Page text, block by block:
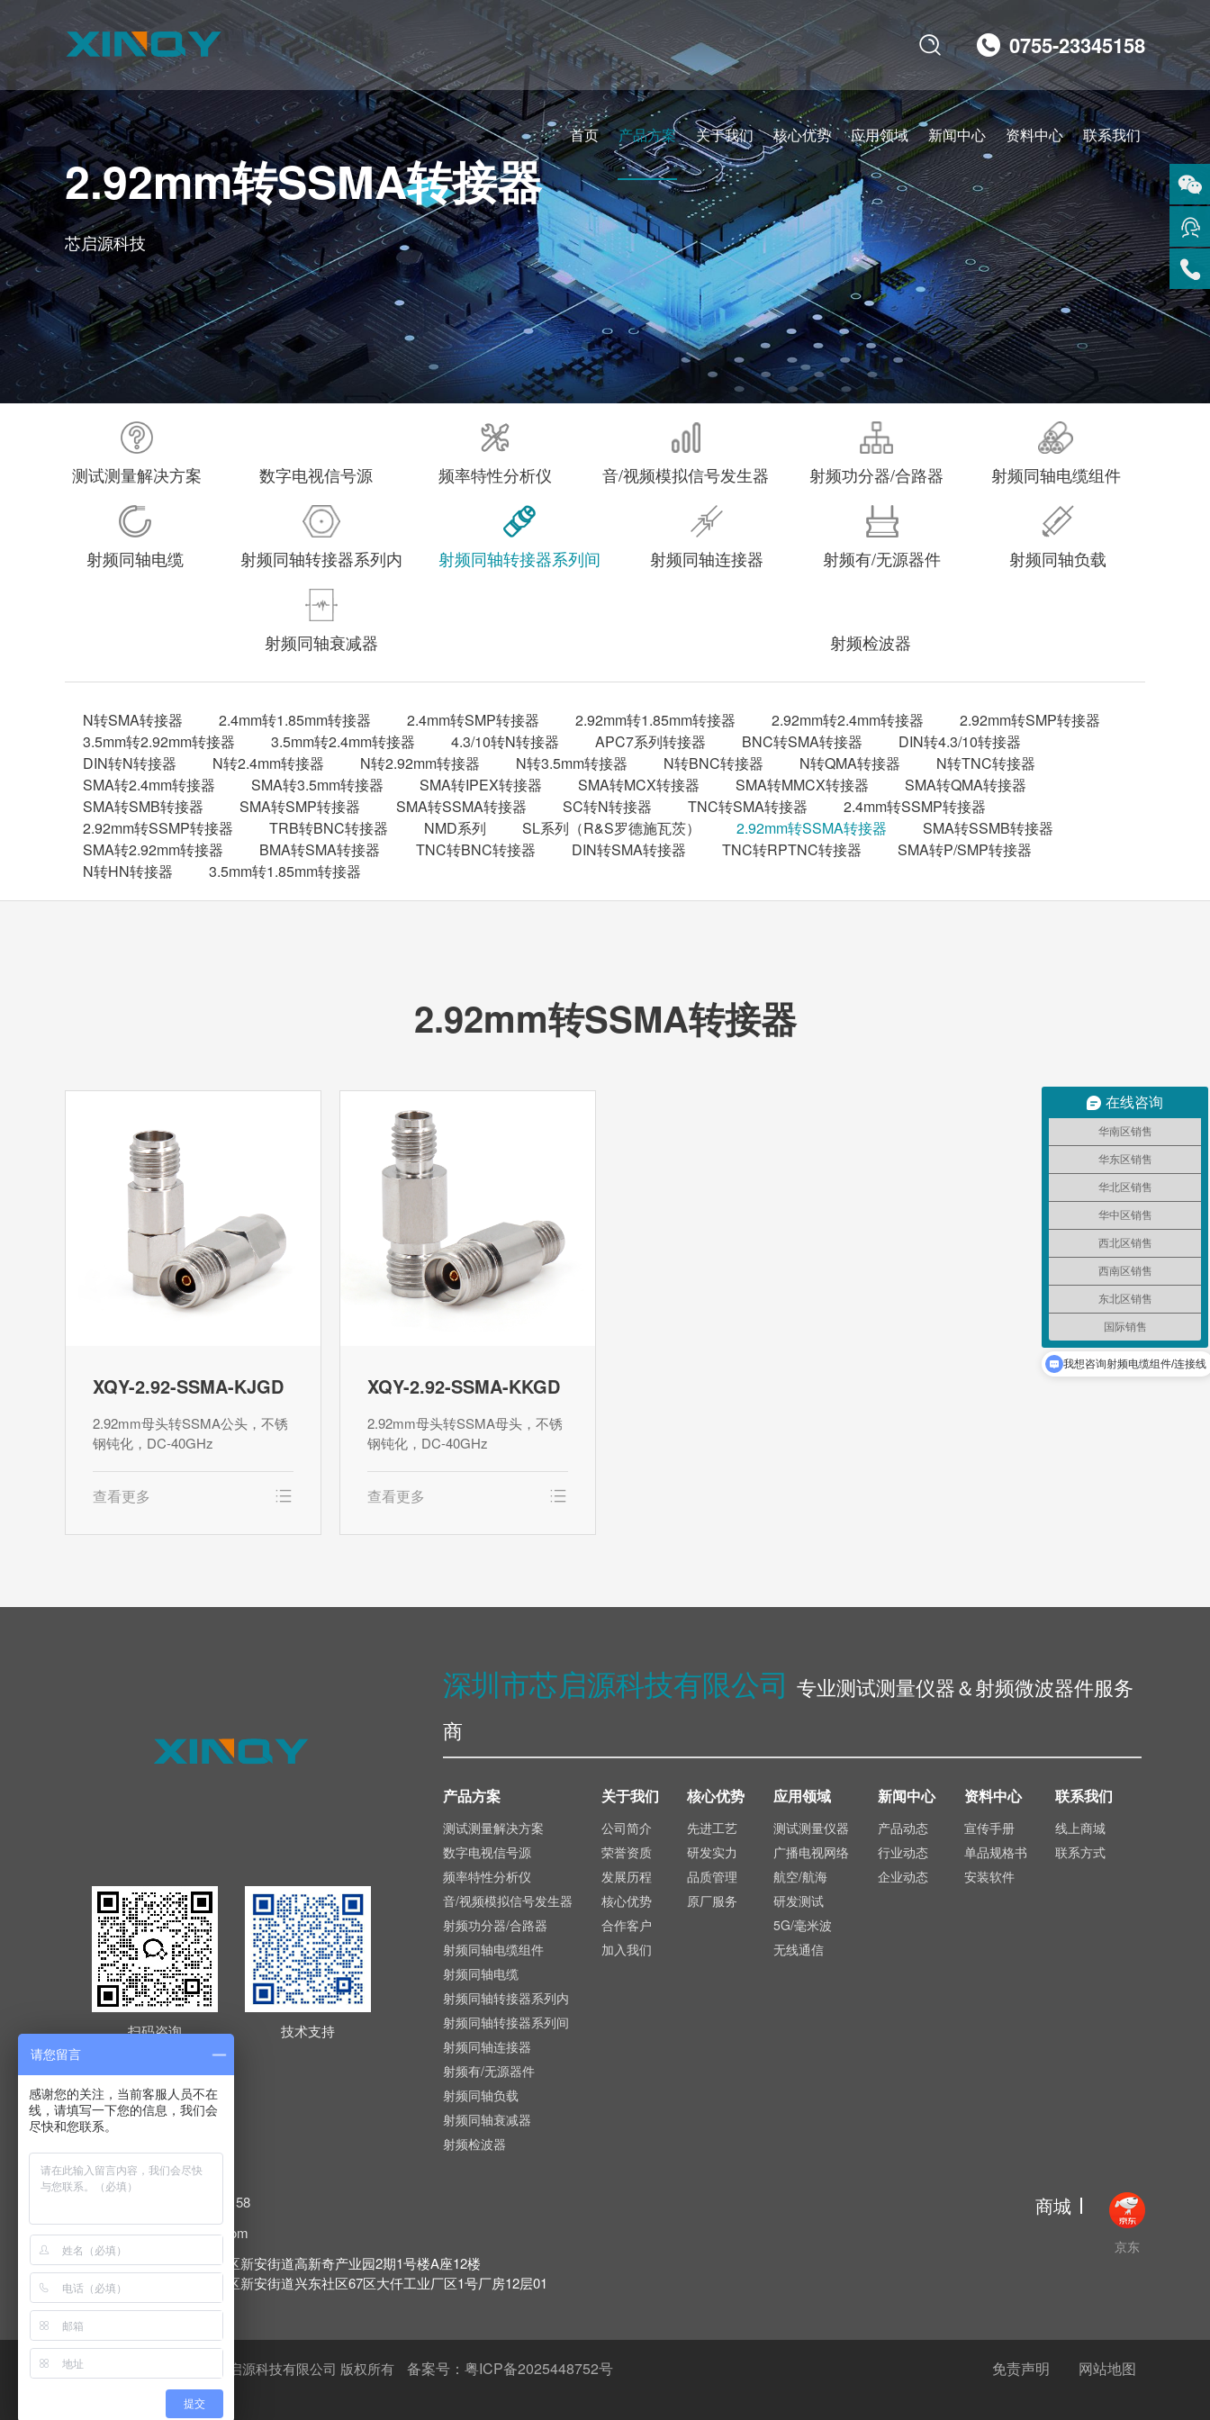
0755-23345158

首页 产品方案 关于我们 核心优势 应用领域 新闻中心 资料中心 联系我们
2.92mm转SSMA转接器
芯启源科技
测试测量解决方案 数字电视信号源 频率特性分析仪 音/视频模拟信号发生器 射频功分器/合路器 射频同轴电缆组件
射频同轴电缆 射频同轴转接器系列内 射频同轴转接器系列间 射频同轴连接器 射频有/无源器件 射频同轴负载
射频同轴衰减器 射频检波器
N转SMA转接器 2.4mm转1.85mm转接器 2.4mm转SMP转接器 2.92mm转1.85mm转接器 2.92mm转2.4mm转接器
2.92mm转SMP转接器
3.5mm转2.92mm转接器
3.5mm转2.4mm转接器 4.3/10转N转接器 APC7系列转接器 BNC转SMA转接器
DIN转4.3/10转接器
DIN转N转接器
N转2.4mm转接器 N转2.92mm转接器 N转3.5mm转接器 N转BNC转接器 N转QMA转接器
N转TNC转接器
SMA转2.4mm转接器
SMA转3.5mm转接器 SMA转IPEX转接器 SMA转MCX转接器 SMA转MMCX转接器
SMA转QMA转接器
SMA转SMB转接器
SMA转SMP转接器 SMA转SSMA转接器 SC转N转接器 TNC转SMA转接器
2.4mm转SSMP转接器
2.92mm转SSMP转接器
TRB转BNC转接器 NMD系列 SL系列（R&S罗德施瓦茨） 2.92mm转SSMA转接器
SMA转SSMB转接器
SMA转2.92mm转接器
BMA转SMA转接器 TNC转BNC转接器 DIN转SMA转接器 TNC转RPTNC转接器
SMA转P/SMP转接器
N转HN转接器
3.5mm转1.85mm转接器
2.92mm转SSMA转接器
XQY-2.92-SSMA-KJGD
2.92mm母头转SSMA公头，不锈
钢钝化，DC-40GHz
查看更多
XQY-2.92-SSMA-KKGD
2.92mm母头转SSMA母头，不锈
钢钝化，DC-40GHz
查看更多
扫码咨询 技术支持
深圳市芯启源科技有限公司 专业测试测量仪器＆射频微波器件服务
商
产品方案
测试测量解决方案
数字电视信号源
频率特性分析仪
音/视频模拟信号发生器
射频功分器/合路器
射频同轴电缆组件
射频同轴电缆
射频同轴转接器系列内
射频同轴转接器系列间
射频同轴连接器
射频有/无源器件
射频同轴负载
射频同轴衰减器
射频检波器
关于我们
公司简介
荣誉资质
发展历程
核心优势
合作客户
加入我们
核心优势
先进工艺
研发实力
品质管理
原厂服务
应用领域
测试测量仪器
广播电视网络
航空/航海
研发测试
5G/毫米波
无线通信
新闻中心
产品动态
行业动态
企业动态
资料中心
宣传手册
单品规格书
安装软件
联系我们
线上商城
联系方式
固定电话：0755-23345158
 E-mail：sales@xinqy.com
 办公地址：深圳市宝安区新安街道高新奇产业园2期1号楼A座12楼
工厂地址：深圳市宝安区新安街道兴东社区67区大仟工业厂区1号厂房12层01
商城
京东
Copyright @ 2021 深圳市芯启源科技有限公司 版权所有 备案号：粤ICP备2025448752号 免责声明 网站地图
扫码
咨询
在线
客服
服务
热线
在线咨询
华南区销售
华东区销售
华北区销售
华中区销售
西北区销售
西南区销售
东北区销售
国际销售
我想咨询射频电缆组件/连接线
请您留言
感谢您的关注，当前客服人员不在
线，请填写一下您的信息，我们会
尽快和您联系。
提交